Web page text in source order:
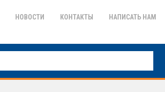
НОВОСТИ КОНТАКТЫ НАПИСАТЬ НАМ